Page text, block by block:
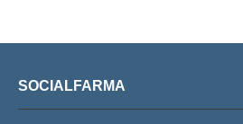
SOCIALFARMA